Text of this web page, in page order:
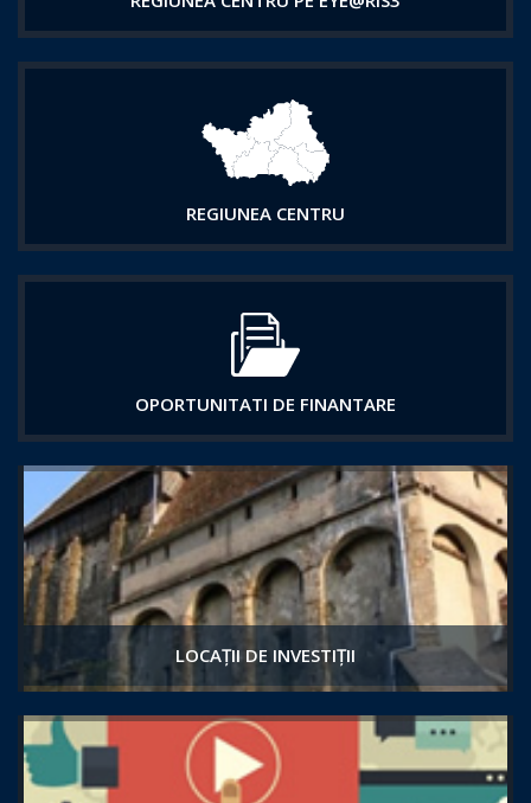
REGIUNEA CENTRU
OPORTUNITATI DE FINANTARE
LOCAȚII DE INVESTIȚII